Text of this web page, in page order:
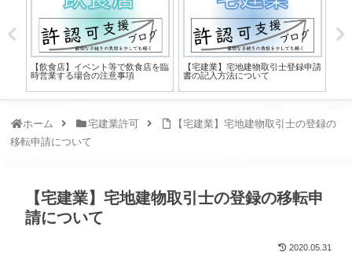
【飲食店】イベント等で飲食店を臨
時営業する場合の注意事項
【宅建業】宅地建物取引士登録申請
書の記入方法について
ホーム 宅建業許可
【宅建業】宅地建物取引士の登録の
移転申請について
【宅建業】宅地建物取引士の登録の移転申
請について
2020.05.31